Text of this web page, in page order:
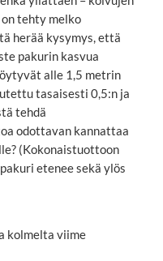
tehty melko
herää kysymys, että
pakurin kasvua
alle 1,5 metrin
tasaisesti 0,5:n ja
tehdä
odottavan kannattaa
(Kokonaistuottoon
etenee sekä ylös
kolmelta viime